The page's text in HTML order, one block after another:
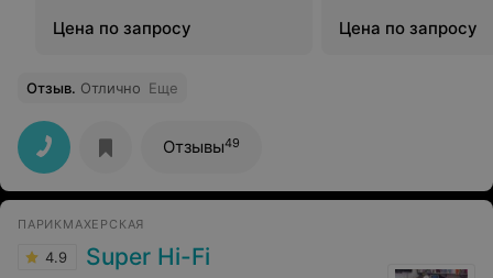
Цена по запросу Цена по запросу
Отзыв. Отлично Еще
Отзывы49
ПАРИКМАХЕРСКАЯ
4.9 Super Hi-Fi